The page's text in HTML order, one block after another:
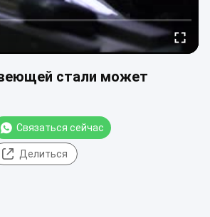
стали может
Связаться сейчас
Делиться